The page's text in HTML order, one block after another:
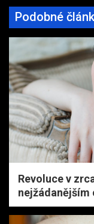
Podobné
Revoluce v
nejžádanějším